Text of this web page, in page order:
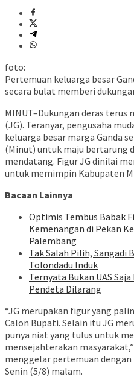
foto:
Pertemuan keluarga besar
secara bulat memberi
MINUT–Dukungan deras terus
(JG). Teranyar, pengusaha
keluarga besar marga Ganda
(Minut) untuk maju bertarung
mendatang. Figur JG dinilai
untuk memimpin Kabupaten
Bacaan Lainnya
Optimis Tembus Babak
Kemenangan di Pekan
Palembang
Tak Salah Pilih, Sangadi
Tolondadu Induk
Ternyata Bukan UAS
Pendeta Dilarang
“JG merupakan figur yang
Calon Bupati. Selain itu JG
punya niat yang tulus untuk
mensejahterakan
menggelar pertemuan dengan
Senin (5/8) malam.